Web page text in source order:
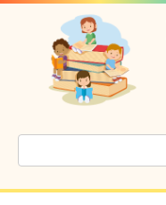
Перейти
контенту
Поиск: